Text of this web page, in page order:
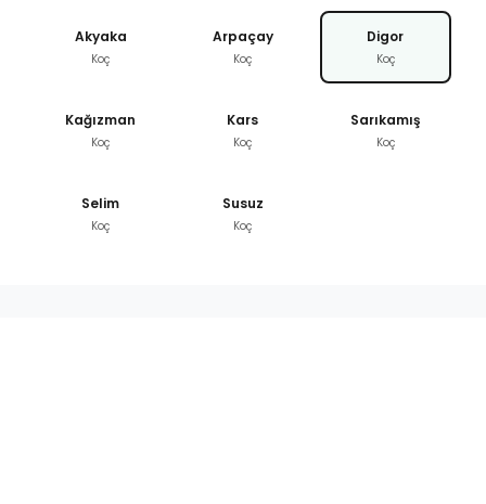
Akyaka
Koç
Arpaçay
Koç
Digor
Koç
Kağızman
Koç
Kars
Koç
Sarıkamış
Koç
Selim
Koç
Susuz
Koç